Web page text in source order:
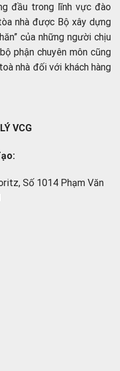
đầu trong lĩnh vực đào
nhà được Bộ xây dựng
của những người chịu
phận chuyên môn cũng
nhà đối với khách hàng
VCG
Số 1014 Phạm Văn